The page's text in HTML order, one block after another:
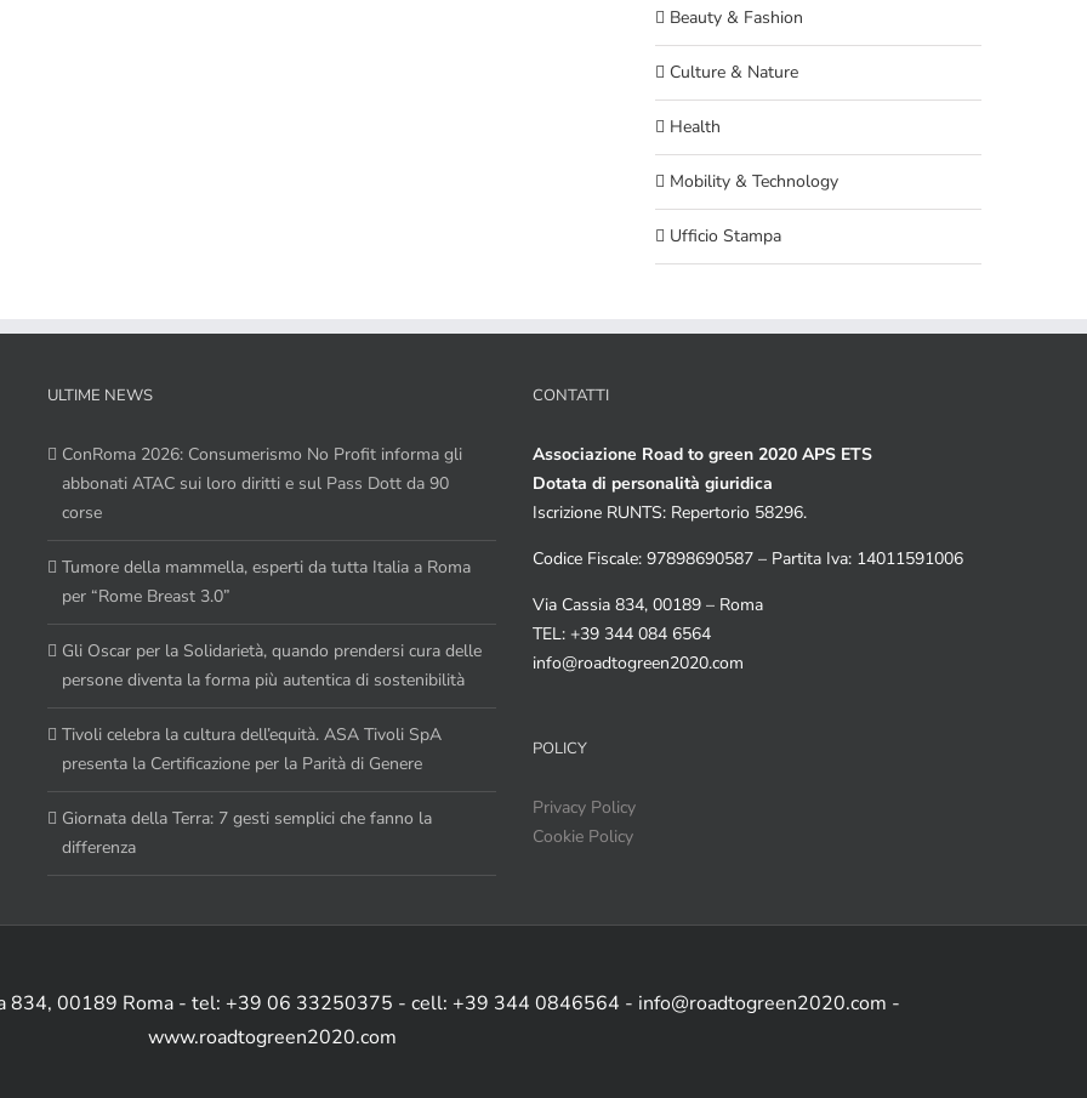
Beauty & Fashion
Culture & Nature
Health
Mobility & Technology
Ufficio Stampa
ULTIME NEWS
ConRoma 2026: Consumerismo No Profit informa gli
abbonati ATAC sui loro diritti e sul Pass Dott da 90
corse
Tumore della mammella, esperti da tutta Italia a Roma
per “Rome Breast 3.0”
Gli Oscar per la Solidarietà, quando prendersi cura delle
persone diventa la forma più autentica di sostenibilità
Tivoli celebra la cultura dell’equità. ASA Tivoli SpA
presenta la Certificazione per la Parità di Genere
Giornata della Terra: 7 gesti semplici che fanno la
differenza
CONTATTI
Associazione Road to green 2020 APS ETS
Dotata di personalità giuridica
Iscrizione RUNTS: Repertorio 58296.
Codice Fiscale: 97898690587 – Partita Iva: 14011591006
Via Cassia 834, 00189 – Roma
TEL: +39 344 084 6564
info@roadtogreen2020.com
POLICY
Privacy Policy
Cookie Policy
834, 00189 Roma - tel: +39 06 33250375 - cell: +39 344 0846564 - info@roadtogreen2020.com -
www.roadtogreen2020.com